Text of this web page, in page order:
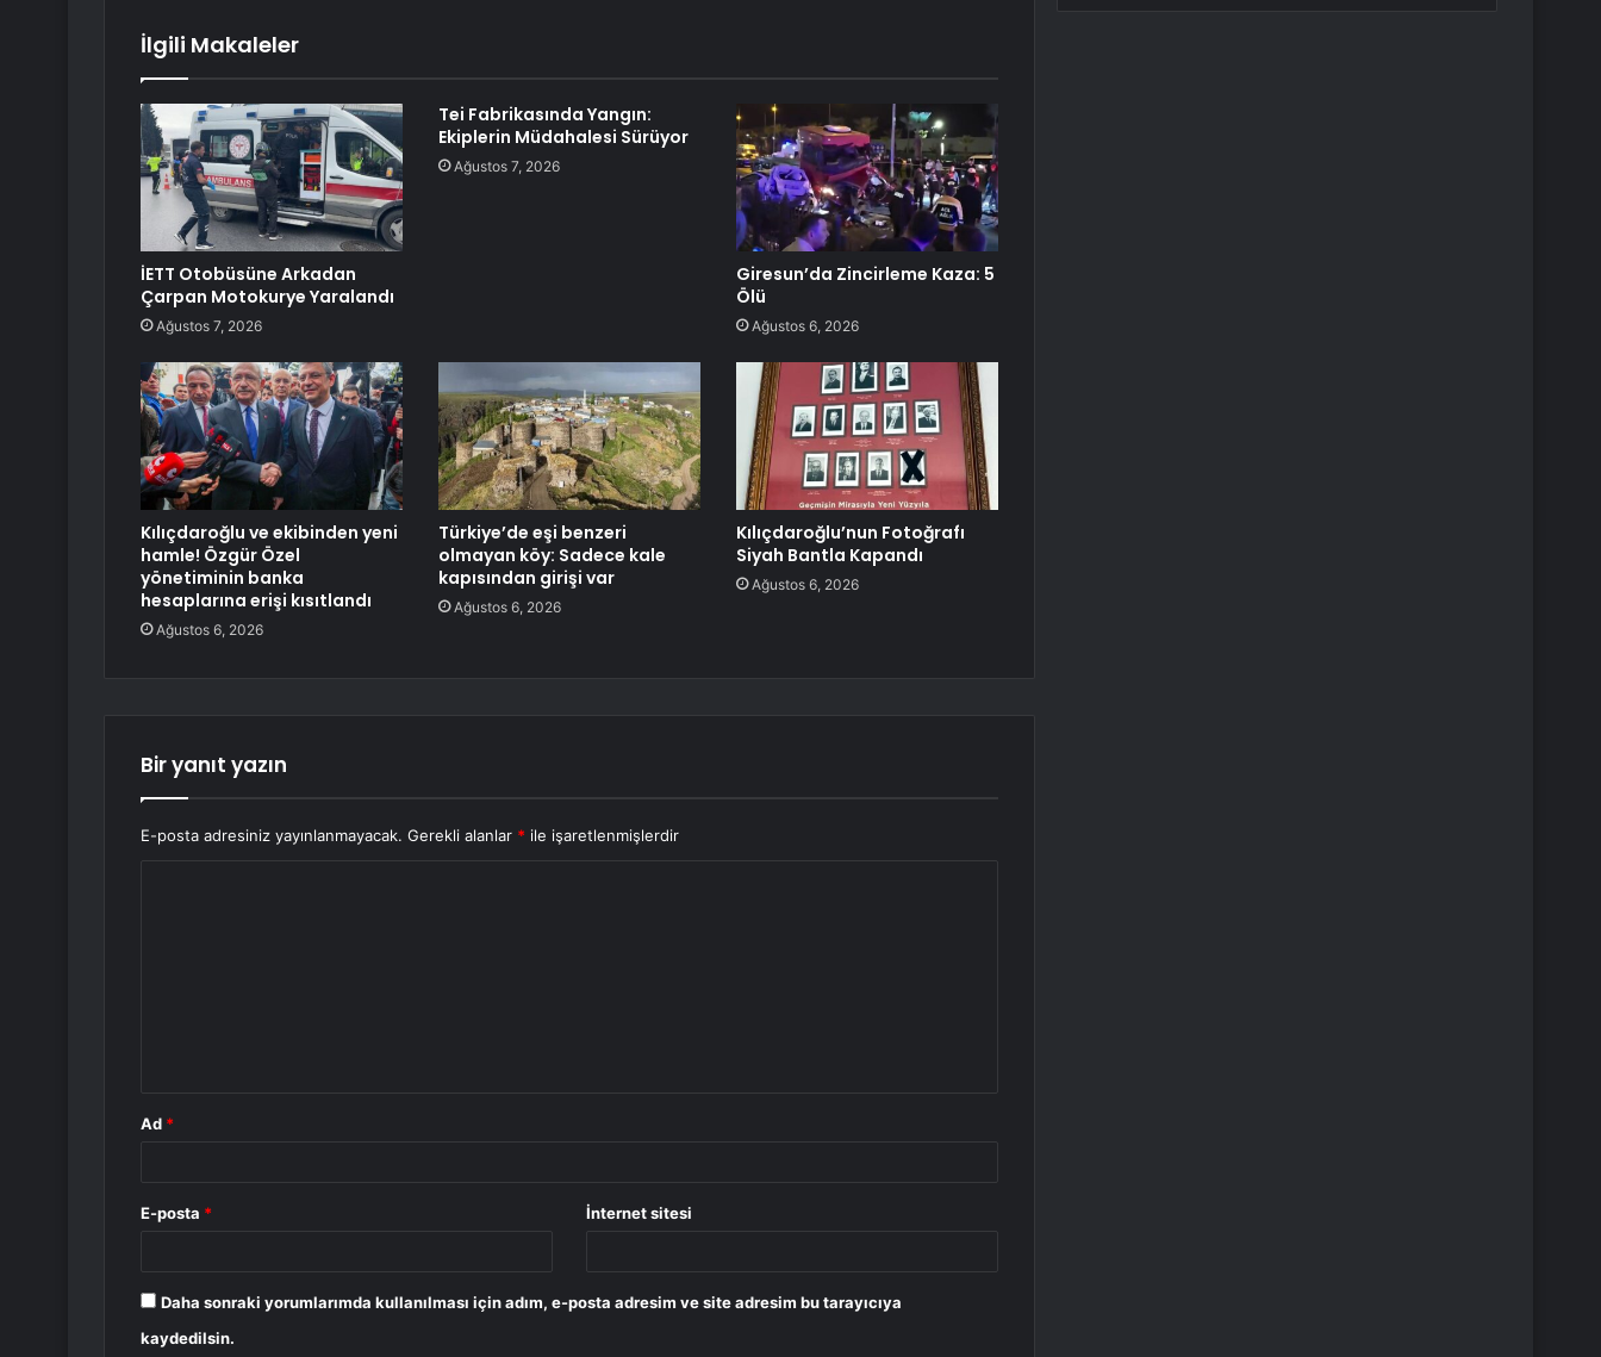
İlgili Makaleler
İETT Otobüsüne Arkadan
Çarpan Motokurye Yaralandı
Ağustos 7, 2026
Tei Fabrikasında Yangın:
Ekiplerin Müdahalesi Sürüyor
Ağustos 7, 2026
Giresun’da Zincirleme Kaza: 5
Ölü
Ağustos 6, 2026
Kılıçdaroğlu ve ekibinden yeni
hamle! Özgür Özel
yönetiminin banka
hesaplarına erişi kısıtlandı
Ağustos 6, 2026
Türkiye’de eşi benzeri
olmayan köy: Sadece kale
kapısından girişi var
Ağustos 6, 2026
Kılıçdaroğlu’nun Fotoğrafı
Siyah Bantla Kapandı
Ağustos 6, 2026
Bir yanıt yazın
E-posta adresiniz yayınlanmayacak. Gerekli alanlar * ile işaretlenmişlerdir
Ad *
E-posta * İnternet sitesi
Daha sonraki yorumlarımda kullanılması için adım, e-posta adresim ve site adresim bu tarayıcıya
kaydedilsin.